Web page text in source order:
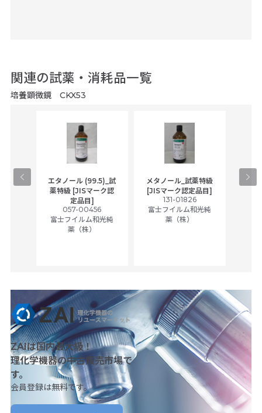
関連の試薬・消耗品一覧
培養顕微鏡 CKX53
エタノール (99.5)_試
薬特級 [JISマーク認
定品目]
057-00456
富士フイルム和光純
薬（株）
メタノール_試薬特級
[JISマーク認定品目]
131-01826
富士フイルム和光純
薬（株）
ア
ZAIは国内最大級！
理化学機器の中古販売市場で
す。
会員登録は無料です。